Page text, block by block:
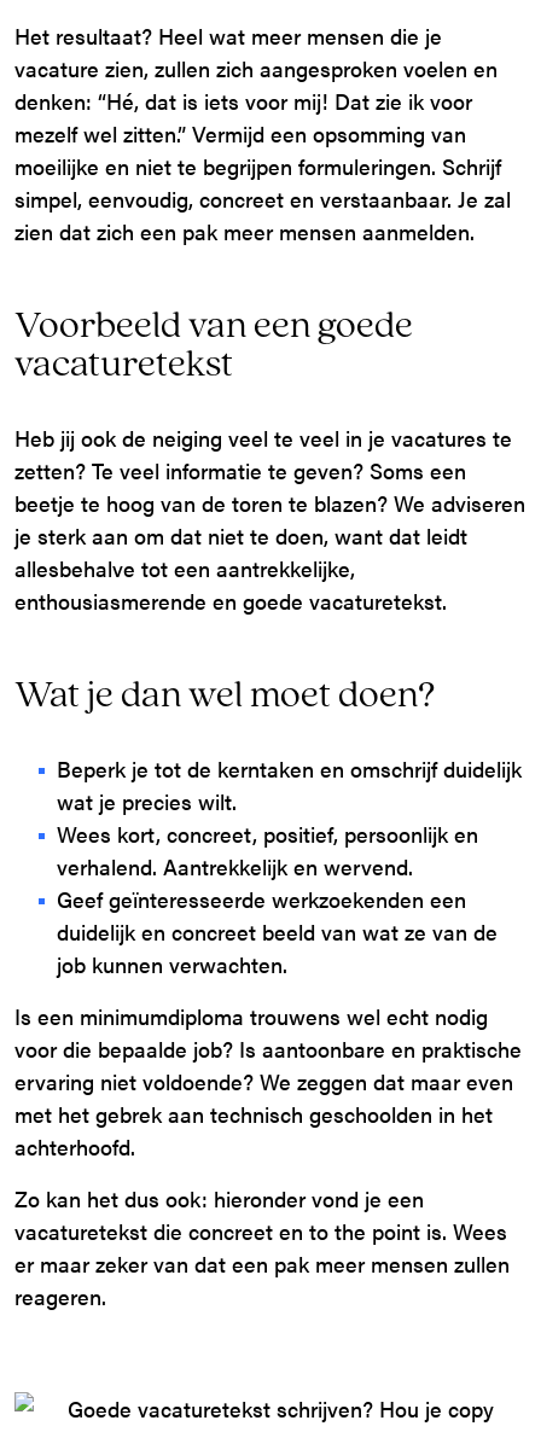
Het resultaat? Heel wat meer mensen die je
vacature zien, zullen zich aangesproken voelen en
denken: “Hé, dat is iets voor mij! Dat zie ik voor
mezelf wel zitten.” Vermijd een opsomming van
moeilijke en niet te begrijpen formuleringen. Schrijf
simpel, eenvoudig, concreet en verstaanbaar. Je zal
zien dat zich een pak meer mensen aanmelden.
Voorbeeld van een goede
vacaturetekst
Heb jij ook de neiging veel te veel in je vacatures te
zetten? Te veel informatie te geven? Soms een
beetje te hoog van de toren te blazen? We adviseren
je sterk aan om dat niet te doen, want dat leidt
allesbehalve tot een aantrekkelijke,
enthousiasmerende en goede vacaturetekst.
Wat je dan wel moet doen?
Beperk je tot de kerntaken en omschrijf duidelijk
wat je precies wilt.
Wees kort, concreet, positief, persoonlijk en
verhalend. Aantrekkelijk en wervend.
Geef geïnteresseerde werkzoekenden een
duidelijk en concreet beeld van wat ze van de
job kunnen verwachten.
Is een minimumdiploma trouwens wel echt nodig
voor die bepaalde job? Is aantoonbare en praktische
ervaring niet voldoende? We zeggen dat maar even
met het gebrek aan technisch geschoolden in het
achterhoofd.
Zo kan het dus ook: hieronder vond je een
vacaturetekst die concreet en to the point is. Wees
er maar zeker van dat een pak meer mensen zullen
reageren.